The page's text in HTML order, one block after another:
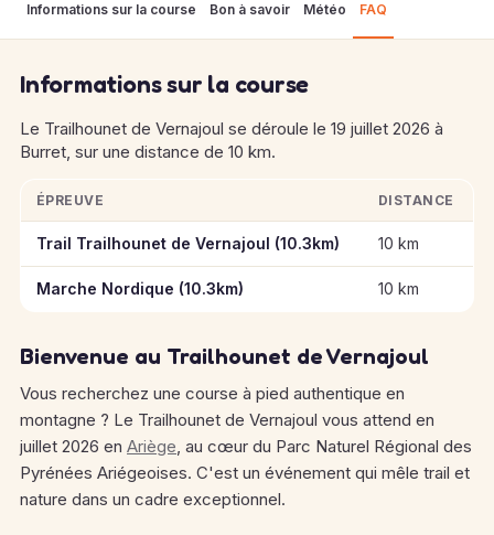
Informations sur la course Bon à savoir Météo FAQ
Informations sur la course
Le Trailhounet de Vernajoul se déroule le 19 juillet 2026 à
Burret, sur une distance de 10 km.
Informations clés des épreuves de Le Trailhounet de Vernajoul
ÉPREUVE DISTANCE
Trail Trailhounet de Vernajoul (10.3km) 10 km
Marche Nordique (10.3km) 10 km
Bienvenue au Trailhounet de Vernajoul
Vous recherchez une course à pied authentique en
montagne ? Le Trailhounet de Vernajoul vous attend en
juillet 2026 en Ariège, au cœur du Parc Naturel Régional des
Pyrénées Ariégeoises. C'est un événement qui mêle trail et
nature dans un cadre exceptionnel.